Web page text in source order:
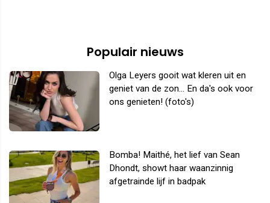
Populair nieuws
Olga Leyers gooit wat kleren uit en
geniet van de zon... En da's ook voor
ons genieten! (foto's)
Bomba! Maithé, het lief van Sean
Dhondt, showt haar waanzinnig
afgetrainde lijf in badpak